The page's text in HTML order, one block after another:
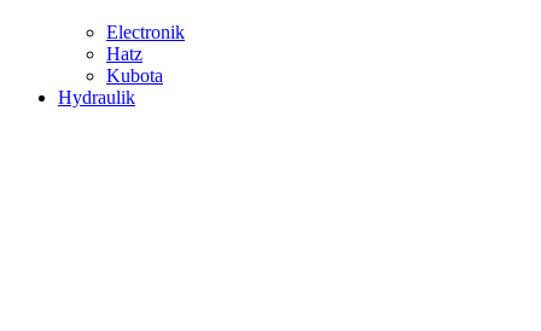
Electronik
Hatz
Kubota
Hydraulik